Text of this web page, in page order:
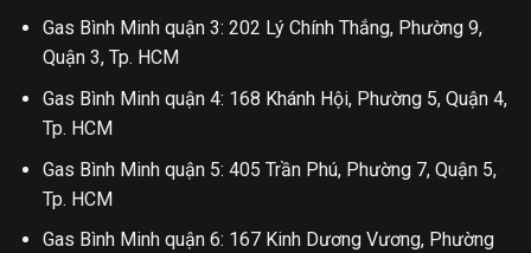
Gas Bình Minh quận 3: 202 Lý Chính Thắng, Phường 9,
Quận 3, Tp. HCM
Gas Bình Minh quận 4: 168 Khánh Hội, Phường 5, Quận 4,
Tp. HCM
Gas Bình Minh quận 5: 405 Trần Phú, Phường 7, Quận 5,
Tp. HCM
Gas Bình Minh quận 6: 167 Kinh Dương Vương, Phường